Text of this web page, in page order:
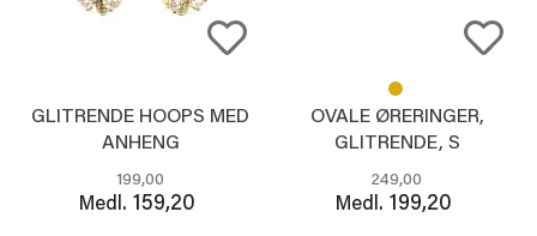
GLITRENDE HOOPS MED
ANHENG
199,00
Medl. 159,20
OVALE ØRERINGER,
GLITRENDE, S
249,00
Medl. 199,20